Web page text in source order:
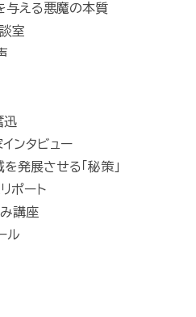
える悪魔の本質
室
迅
ンタビュー
展させる「秘策」
ポート
講座
ル